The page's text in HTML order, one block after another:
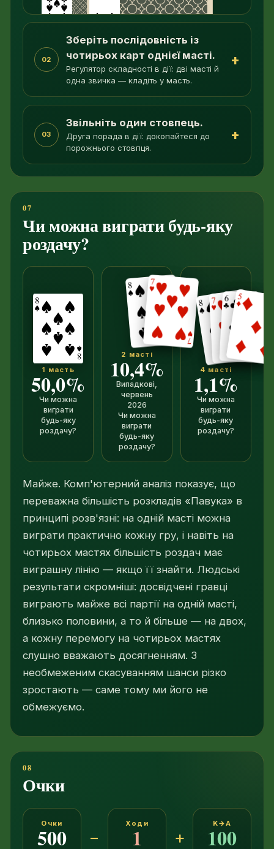
02
Зберіть послідовність із
чотирьох карт однієї масті.
Регулятор складності в дії: дві масті й
одна звичка — кладіть у масть.
+
03
Звільніть один стовпець.
Друга порада в дії: докопайтеся до
порожнього стовпця.
+
Чи можна виграти будь-яку
роздачу?
1 масть
50,0%
Чи можна
виграти
будь-яку
роздачу?
2 масті
10,4%
Випадкові,
червень
2026
Чи можна
виграти
будь-яку
роздачу?
4 масті
1,1%
Чи можна
виграти
будь-яку
роздачу?
Майже. Комп'ютерний аналіз показує, що
переважна більшість розкладів «Павука» в
принципі розв'язні: на одній масті можна
виграти практично кожну гру, і навіть на
чотирьох мастях більшість роздач має
виграшну лінію — якщо її знайти. Людські
результати скромніші: досвідчені гравці
виграють майже всі партії на одній масті,
близько половини, а то й більше — на двох,
а кожну перемогу на чотирьох мастях
слушно вважають досягненням. З
необмеженим скасуванням шанси різко
зростають — саме тому ми його не
обмежуємо.
Очки
Очки
500 −
Ходи
1 +
K→A
100